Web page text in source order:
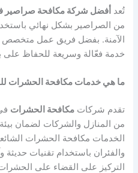
تُعد أفضل شركة مكافحة صراصير
من الصراصير بشكل نهائي
الآمنة. بفضل فريق عمل متخصص
خدمة فعّالة وسريعة للحفاظ على
ما هي خدمات مكافحة الحشرات
تقدم شركاتمكافحة الحشرات
من المنازل والشركات لضمان
الخدمات مكافحة الحشرات
والفئران باستخدام تقنيات حديثة
التركيز على القضاء على